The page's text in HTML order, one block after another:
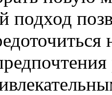
подход